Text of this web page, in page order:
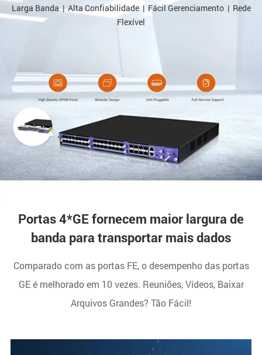
Larga Banda | Alta Confiabilidade | Fácil Gerenciamento | Rede
Flexível
Portas 4*GE fornecem maior largura de
banda para transportar mais dados
Comparado com as portas FE, o desempenho das portas
GE é melhorado em 10 vezes. Reuniões, Vídeos, Baixar
Arquivos Grandes? Tão Fácil!